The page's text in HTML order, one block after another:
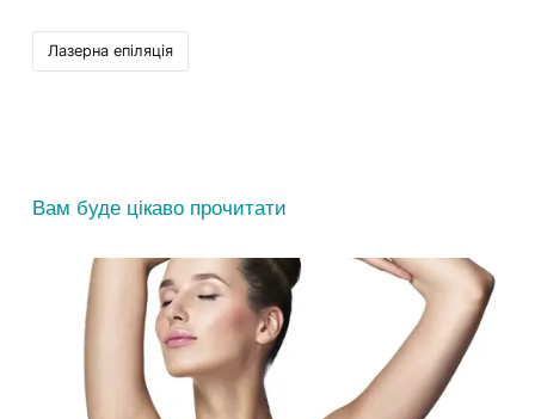
Видалення тату лазером
Лазерна епіляція
Вам буде цікаво прочитати